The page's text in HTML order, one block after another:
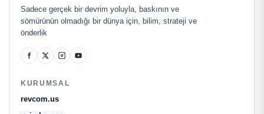
Sadece gerçek bir devrim yoluyla, baskının ve
sömürünün olmadığı bir dünya için, bilim, strateji ve
önderlik
KURUMSAL
revcom.us